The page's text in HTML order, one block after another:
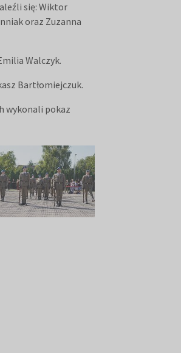
się: Wiktor
oraz Zuzanna
Walczyk.
Bartłomiejczuk.
wykonali pokaz